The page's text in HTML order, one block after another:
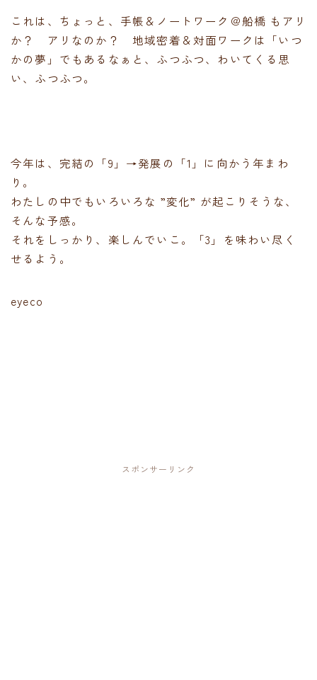
これは、ちょっと、手帳＆ノートワーク＠船橋 もアリ
か？ アリなのか？ 地域密着＆対面ワークは「いつ
かの夢」でもあるなぁと、ふつふつ、わいてくる思
い、ふつふつ。
今年は、完結の「9」→発展の「1」に向かう年まわ
り。
わたしの中でもいろいろな ”変化” が起こりそうな、
そんな予感。
それをしっかり、楽しんでいこ。「3」を味わい尽く
せるよう。
eyeco
スポンサーリンク